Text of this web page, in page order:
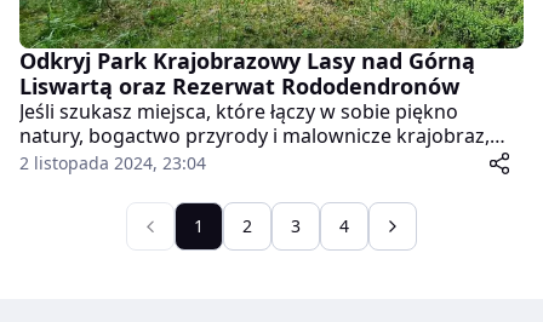
Odkryj Park Krajobrazowy Lasy nad Górną
Liswartą oraz Rezerwat Rododendronów
Jeśli szukasz miejsca, które łączy w sobie piękno
natury, bogactwo przyrody i malownicze krajobraz,
Park Krajobrazowy Lasy nad Górną Liswartą z
faktów i atrakcji tego urokliwego miejsca!
2 listopada 2024, 23:04
1 2 3 4